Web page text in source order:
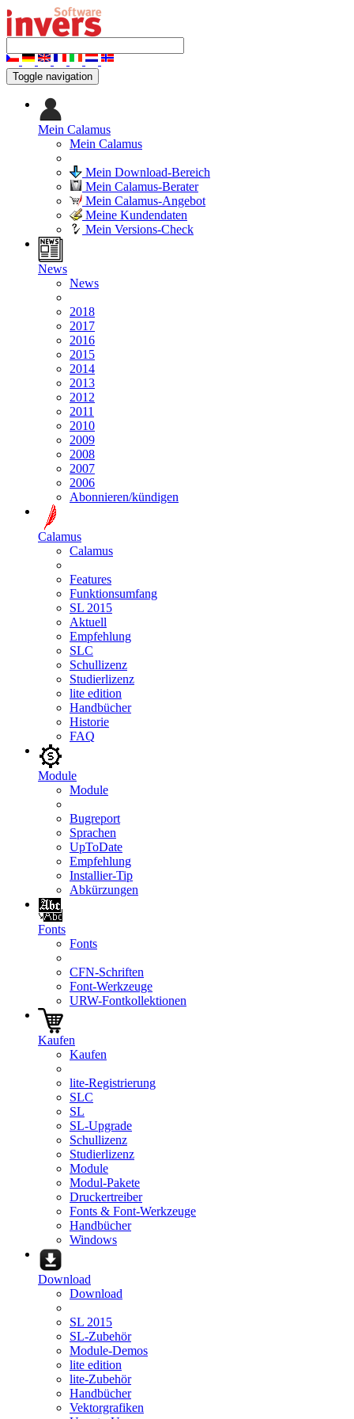
Toggle navigation
Mein Calamus
Mein Calamus
Mein Download-Bereich
Mein Calamus-Berater
Mein Calamus-Angebot
Meine Kundendaten
Mein Versions-Check
News
News
2018
2017
2016
2015
2014
2013
2012
2011
2010
2009
2008
2007
2006
Abonnieren/kündigen
Calamus
Calamus
Features
Funktionsumfang
SL 2015
Aktuell
Empfehlung
SLC
Schullizenz
Studierlizenz
lite edition
Handbücher
Historie
FAQ
Module
Module
Bugreport
Sprachen
UpToDate
Empfehlung
Installier-Tip
Abkürzungen
Fonts
Fonts
CFN-Schriften
Font-Werkzeuge
URW-Fontkollektionen
Kaufen
Kaufen
lite-Registrierung
SLC
SL
SL-Upgrade
Schullizenz
Studierlizenz
Module
Modul-Pakete
Druckertreiber
Fonts & Font-Werkzeuge
Handbücher
Windows
Download
Download
SL 2015
SL-Zubehör
Module-Demos
lite edition
lite-Zubehör
Handbücher
Vektorgrafiken